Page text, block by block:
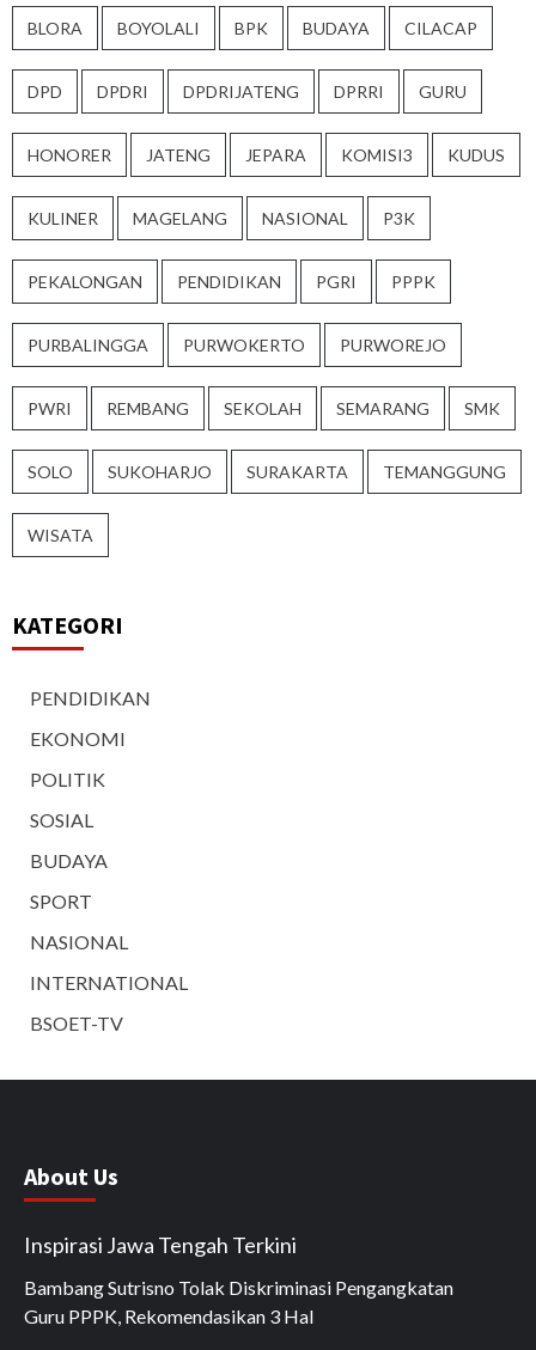
BLORA BOYOLALI BPK BUDAYA CILACAP
DPD DPDRI DPDRIJATENG DPRRI GURU
HONORER JATENG JEPARA KOMISI3 KUDUS
KULINER MAGELANG NASIONAL P3K
PEKALONGAN PENDIDIKAN PGRI PPPK
PURBALINGGA PURWOKERTO PURWOREJO
PWRI REMBANG SEKOLAH SEMARANG SMK
SOLO SUKOHARJO SURAKARTA TEMANGGUNG
WISATA
KATEGORI
PENDIDIKAN
EKONOMI
POLITIK
SOSIAL
BUDAYA
SPORT
NASIONAL
INTERNATIONAL
BSOET-TV
About Us
Inspirasi Jawa Tengah Terkini
Bambang Sutrisno Tolak Diskriminasi Pengangkatan
Guru PPPK, Rekomendasikan 3 Hal